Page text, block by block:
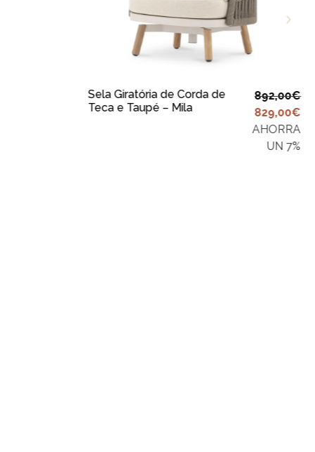
ADICIONAR AO
CARRINHO
Sela Giratória de Corda de
Teca e Taupé – Mila
892,00€
829,00€
AHORRA
UN 7%